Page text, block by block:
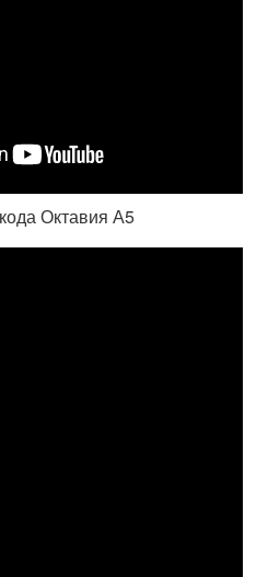
Октавия А5